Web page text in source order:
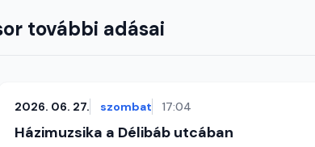
további adásai
2026. 06. 27. szombat 17:04
Házimuzsika a Délibáb utcában